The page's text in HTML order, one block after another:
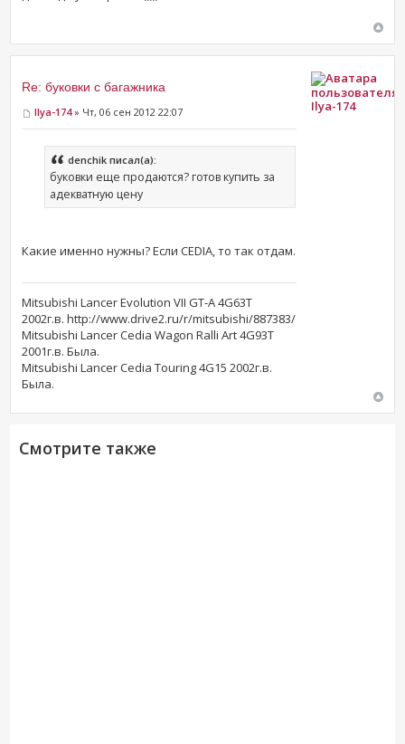
Re: буковки с багажника
Ilya-174» Чт, 06 сен 2012 22:07
denchik писал(а):
буковки еще продаются? готов купить за
адекватную цену
Какие именно нужны? Если CEDIA, то так отдам.
Mitsubishi Lancer Evolution VII GT-A 4G63T
2002г.в. http://www.drive2.ru/r/mitsubishi/887383/
Mitsubishi Lancer Cedia Wagon Ralli Art 4G93T
2001г.в. Была.
Mitsubishi Lancer Cedia Touring 4G15 2002г.в.
Была.
Ilya-174
Смотрите также